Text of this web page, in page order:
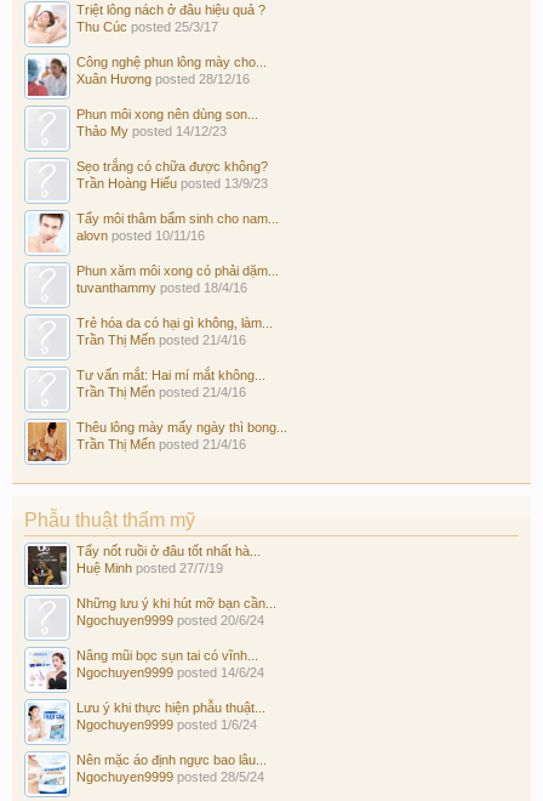
Triệt lông nách ở đâu hiệu quả ?
Thu Cúc posted 25/3/17
Công nghệ phun lông mày cho...
Xuân Hương posted 28/12/16
Phun môi xong nên dùng son...
Thảo My posted 14/12/23
Sẹo trắng có chữa được không?
Trần Hoàng Hiếu posted 13/9/23
Tẩy môi thâm bẩm sinh cho nam...
alovn posted 10/11/16
Phun xăm môi xong có phải dặm...
tuvanthammy posted 18/4/16
Trẻ hóa da có hại gì không, làm...
Trần Thị Mến posted 21/4/16
Tư vấn mắt: Hai mí mắt không...
Trần Thị Mến posted 21/4/16
Thêu lông mày mấy ngày thì bong...
Trần Thị Mến posted 21/4/16
Phẫu thuật thẩm mỹ
Tẩy nốt ruồi ở đâu tốt nhất hà...
Huệ Minh posted 27/7/19
Những lưu ý khi hút mỡ bạn cần...
Ngochuyen9999 posted 20/6/24
Nâng mũi bọc sụn tai có vĩnh...
Ngochuyen9999 posted 14/6/24
Lưu ý khi thực hiện phẫu thuật...
Ngochuyen9999 posted 1/6/24
Nên mặc áo định ngực bao lâu...
Ngochuyen9999 posted 28/5/24